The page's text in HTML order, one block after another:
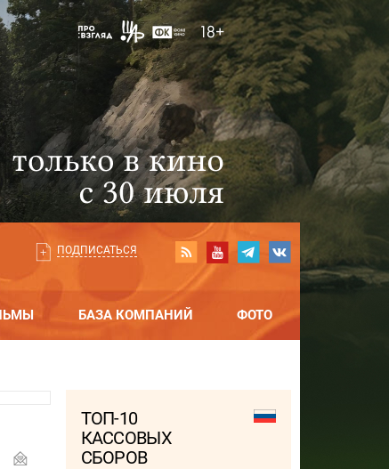
ПОДПИСАТЬСЯ
БАЗА КОМПАНИЙ ФОТО
ТОП-10
КАССОВЫХ
СБОРОВ